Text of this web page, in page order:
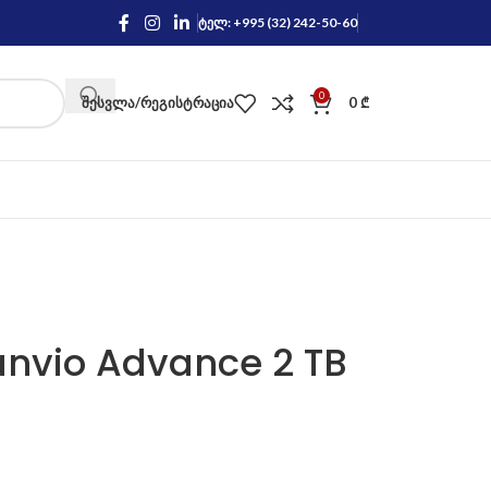
ტელ: +995 (32) 242-50-60
ᲨᲔᲡᲕᲚᲐ/ᲠᲔᲒᲘᲡᲢᲠᲐᲪᲘᲐ 0 0₾
Advance 2 TB